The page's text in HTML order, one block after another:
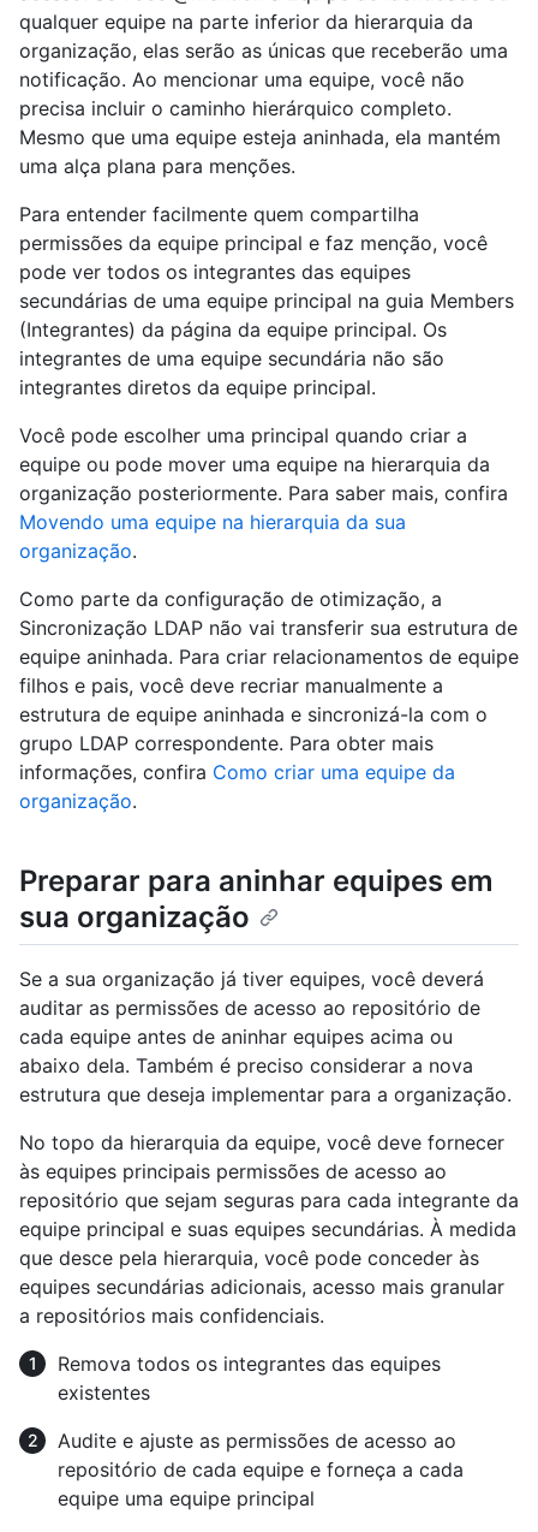
qualquer equipe na parte inferior da hierarquia da
organização, elas serão as únicas que receberão uma
notificação. Ao mencionar uma equipe, você não
precisa incluir o caminho hierárquico completo.
Mesmo que uma equipe esteja aninhada, ela mantém
uma alça plana para menções.
Para entender facilmente quem compartilha
permissões da equipe principal e faz menção, você
pode ver todos os integrantes das equipes
secundárias de uma equipe principal na guia Members
(Integrantes) da página da equipe principal. Os
integrantes de uma equipe secundária não são
integrantes diretos da equipe principal.
Você pode escolher uma principal quando criar a
equipe ou pode mover uma equipe na hierarquia da
organização posteriormente. Para saber mais, confira
Movendo uma equipe na hierarquia da sua
organização.
Como parte da configuração de otimização, a
Sincronização LDAP não vai transferir sua estrutura de
equipe aninhada. Para criar relacionamentos de equipe
filhos e pais, você deve recriar manualmente a
estrutura de equipe aninhada e sincronizá-la com o
grupo LDAP correspondente. Para obter mais
informações, confira Como criar uma equipe da
organização.
Preparar para aninhar equipes em
sua organização
Se a sua organização já tiver equipes, você deverá
auditar as permissões de acesso ao repositório de
cada equipe antes de aninhar equipes acima ou
abaixo dela. Também é preciso considerar a nova
estrutura que deseja implementar para a organização.
No topo da hierarquia da equipe, você deve fornecer
às equipes principais permissões de acesso ao
repositório que sejam seguras para cada integrante da
equipe principal e suas equipes secundárias. À medida
que desce pela hierarquia, você pode conceder às
equipes secundárias adicionais, acesso mais granular
a repositórios mais confidenciais.
Remova todos os integrantes das equipes
existentes
Audite e ajuste as permissões de acesso ao
repositório de cada equipe e forneça a cada
equipe uma equipe principal